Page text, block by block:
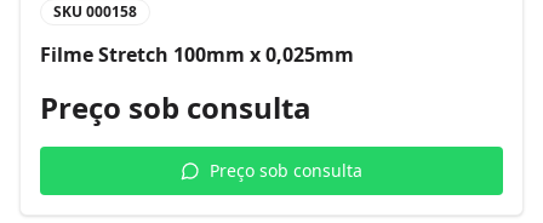
SKU 000158
Filme Stretch 100mm x 0,025mm
Preço sob consulta
Preço sob consulta